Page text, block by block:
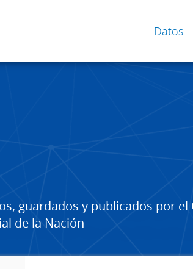
Datos
guardados y publicados por el
de la Nación